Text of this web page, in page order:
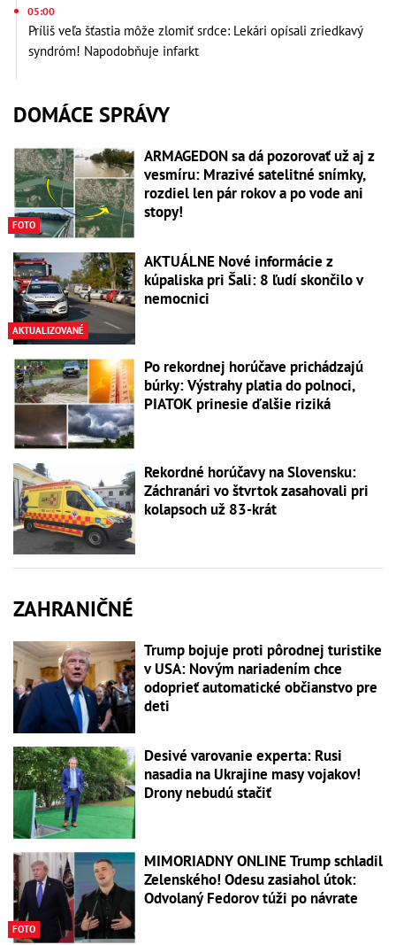
05:00
Príliš veľa šťastia môže zlomiť srdce: Lekári opísali zriedkavý
syndróm! Napodobňuje infarkt
DOMÁCE SPRÁVY
FOTO
ARMAGEDON sa dá pozorovať už aj z
vesmíru: Mrazivé satelitné snímky,
rozdiel len pár rokov a po vode ani
stopy!
AKTUALIZOVANÉ
AKTUÁLNE Nové informácie z
kúpaliska pri Šali: 8 ľudí skončilo v
nemocnici
Po rekordnej horúčave prichádzajú
búrky: Výstrahy platia do polnoci,
PIATOK prinesie ďalšie riziká
Rekordné horúčavy na Slovensku:
Záchranári vo štvrtok zasahovali pri
kolapsoch už 83-krát
ZAHRANIČNÉ
Trump bojuje proti pôrodnej turistike
v USA: Novým nariadením chce
odoprieť automatické občianstvo pre
deti
Desivé varovanie experta: Rusi
nasadia na Ukrajine masy vojakov!
Drony nebudú stačiť
FOTO
MIMORIADNY ONLINE Trump schladil
Zelenského! Odesu zasiahol útok:
Odvolaný Fedorov túži po návrate